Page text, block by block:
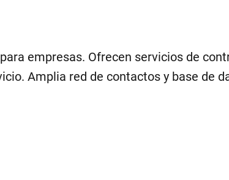
empresas. Ofrecen servicios de
Amplia red de contactos y base de